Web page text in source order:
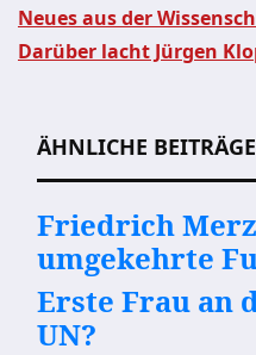
Neues aus der
Darüber lacht Jürgen
ÄHNLICHE BEITRÄGE
Friedrich
umgekehrte
Erste Frau an
UN?